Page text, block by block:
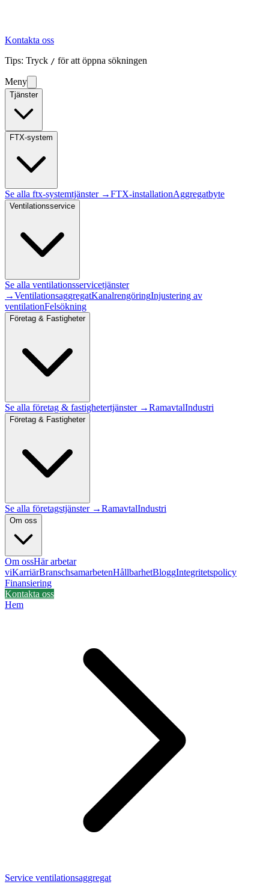
Kontakta oss
Tips: Tryck / för att öppna sökningen
Meny
Tjänster
FTX-system
Se alla ftx-systemtjänster →FTX-installationAggregatbyte
Ventilationsservice
Se alla ventilationsservicetjänster
→VentilationsaggregatKanalrengöringInjustering av
ventilationFelsökning
Företag & Fastigheter
Se alla företag & fastighetertjänster →RamavtalIndustri
Företag & Fastigheter
Se alla företagstjänster →RamavtalIndustri
Om oss
Om ossHär arbetar
viKarriärBranschsamarbetenHållbarhetBloggIntegritetspolicy
Finansiering
Kontakta oss
Hem
Service ventilationsaggregat